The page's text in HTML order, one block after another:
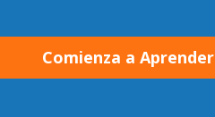
Comienza a Aprender